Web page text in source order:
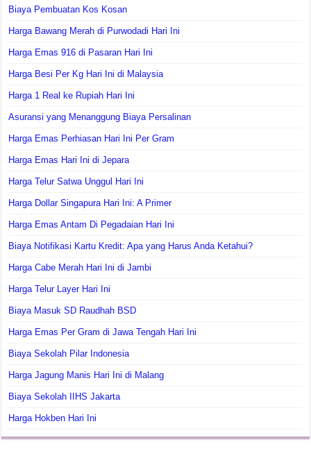
Biaya Pembuatan Kos Kosan
Harga Bawang Merah di Purwodadi Hari Ini
Harga Emas 916 di Pasaran Hari Ini
Harga Besi Per Kg Hari Ini di Malaysia
Harga 1 Real ke Rupiah Hari Ini
Asuransi yang Menanggung Biaya Persalinan
Harga Emas Perhiasan Hari Ini Per Gram
Harga Emas Hari Ini di Jepara
Harga Telur Satwa Unggul Hari Ini
Harga Dollar Singapura Hari Ini: A Primer
Harga Emas Antam Di Pegadaian Hari Ini
Biaya Notifikasi Kartu Kredit: Apa yang Harus Anda Ketahui?
Harga Cabe Merah Hari Ini di Jambi
Harga Telur Layer Hari Ini
Biaya Masuk SD Raudhah BSD
Harga Emas Per Gram di Jawa Tengah Hari Ini
Biaya Sekolah Pilar Indonesia
Harga Jagung Manis Hari Ini di Malang
Biaya Sekolah IIHS Jakarta
Harga Hokben Hari Ini